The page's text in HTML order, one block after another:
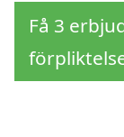
Få 3